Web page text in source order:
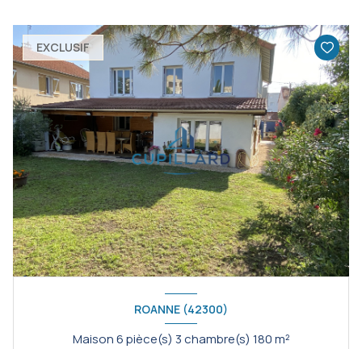
EXCLUSIF
ROANNE (42300)
Maison 6 pièce(s) 3 chambre(s) 180 m²